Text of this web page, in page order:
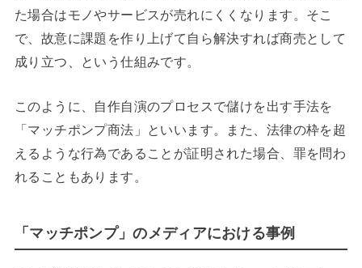
た場合はモノやサービスが売れにくくなります。そこ
で、故意に課題を作り上げて自ら解決すれば商売として
成り立つ、という仕組みです。
このように、自作自演のプロセスで儲けを出す手法を
「マッチポンプ商法」といいます。また、法律の枠を超
えるような行為であることが証明された場合、罪を問わ
れることもあります。
「マッチポンプ」のメディアにおける事例